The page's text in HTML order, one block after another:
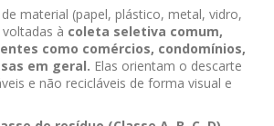
material (papel, plástico, metal, vidro,
à coleta seletiva comum,
como comércios, condomínios,
em geral. Elas orientam o descarte
e não recicláveis de forma visual e